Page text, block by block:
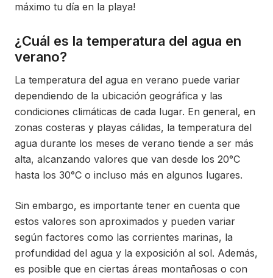
máximo tu día en la playa!
¿Cuál es la temperatura del agua en
verano?
La temperatura del agua en verano puede variar
dependiendo de la ubicación geográfica y las
condiciones climáticas de cada lugar. En general, en
zonas costeras y playas cálidas, la temperatura del
agua durante los meses de verano tiende a ser más
alta, alcanzando valores que van desde los 20°C
hasta los 30°C o incluso más en algunos lugares.
Sin embargo, es importante tener en cuenta que
estos valores son aproximados y pueden variar
según factores como las corrientes marinas, la
profundidad del agua y la exposición al sol. Además,
es posible que en ciertas áreas montañosas o con